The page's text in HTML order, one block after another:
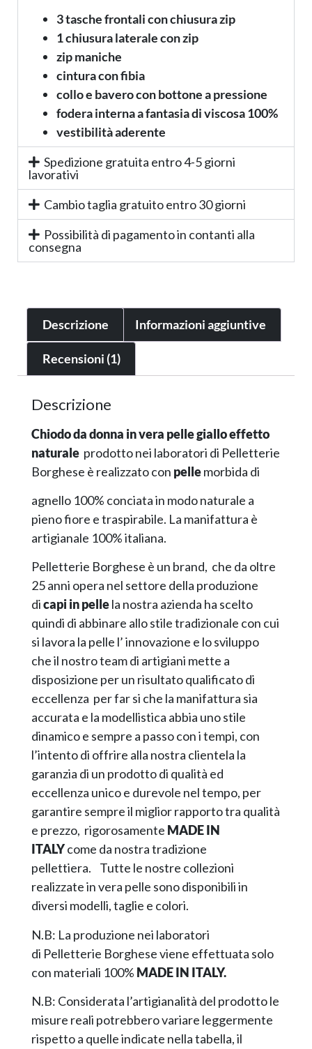
3 tasche frontali con chiusura zip
1 chiusura laterale con zip
zip maniche
cintura con fibia
collo e bavero con bottone a pressione
fodera interna a fantasia di viscosa 100%
vestibilità aderente
Spedizione gratuita entro 4-5 giorni
lavorativi
Cambio taglia gratuito entro 30 giorni
Possibilità di pagamento in contanti alla
consegna
Descrizione Informazioni aggiuntive
Recensioni (1)
Descrizione
Chiodo da donna in vera pelle giallo effetto
naturale prodotto nei laboratori di Pelletterie
Borghese è realizzato con pellemorbida di
agnello 100% conciata in modo naturale a
pieno fiore e traspirabile. La manifattura è
artigianale 100% italiana.
Pelletterie Borghese è un brand, che da oltre
25 anni opera nel settore della produzione
dicapi in pellela nostra azienda ha scelto
quindi di abbinare allo stile tradizionale con cui
si lavora la pelle l’ innovazione e lo sviluppo
che il nostro team di artigiani mette a
disposizione per un risultato qualificato di
eccellenza per far si che la manifattura sia
accurata e la modellistica abbia uno stile
dinamico e sempre a passo con i tempi, con
l’intento di offrire alla nostra clientela la
garanzia di un prodotto di qualità ed
eccellenza unico e durevole nel tempo, per
garantire sempre il miglior rapporto tra qualità
e prezzo, rigorosamente MADE IN
ITALYcome da nostra tradizione
pellettiera. Tutte le nostre collezioni
realizzate in vera pelle sono disponibili in
diversi modelli, taglie e colori.
N.B: La produzione nei laboratori
di Pelletterie Borghese viene effettuata solo
con materiali 100% MADE IN ITALY.
N.B: Considerata l’artigianalità del prodotto le
misure reali potrebbero variare leggermente
rispetto a quelle indicate nella tabella, il